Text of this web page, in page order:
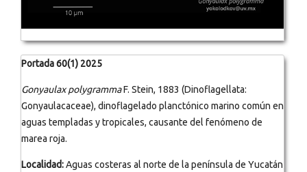
Portada 60(1) 2025
Gonyaulax polygrammaF. Stein, 1883 (Dinoflagellata:
Gonyaulacaceae), dinoflagelado planctónico marino común en
aguas templadas y tropicales, causante del fenómeno de
marea roja.
Localidad:Aguas costeras al norte de la península de Yucatán